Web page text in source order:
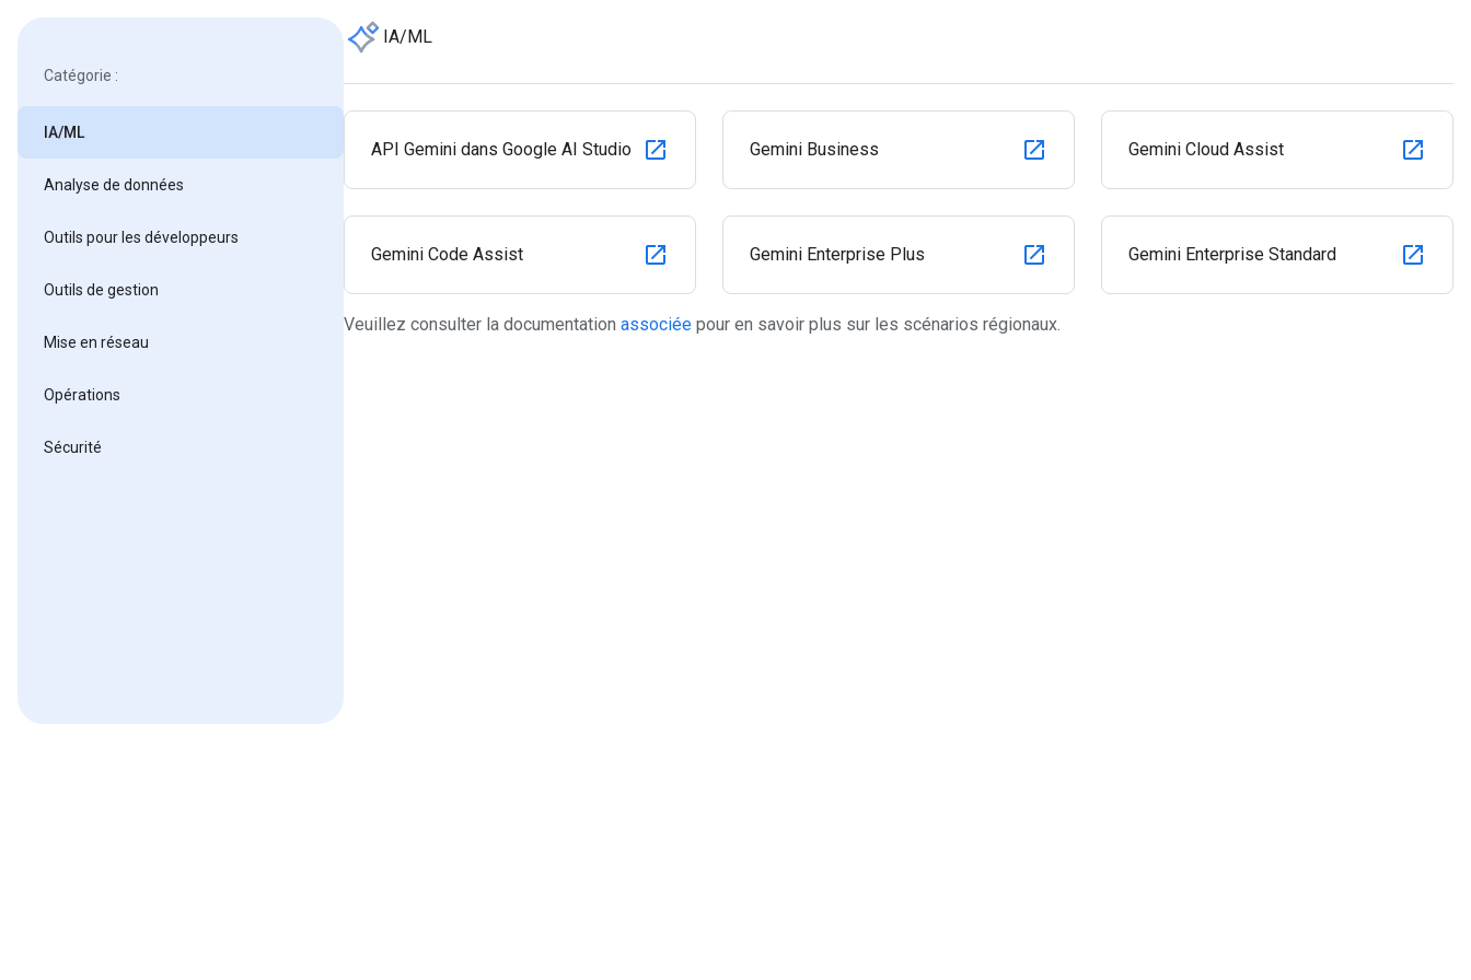
Catégorie :
IA/ML
Analyse de données
Outils pour les développeurs
Outils de gestion
Mise en réseau
Opérations
Sécurité
IA/ML
API Gemini dans Google AI Studio Gemini Business Gemini Cloud Assist
Gemini Code Assist Gemini Enterprise Plus Gemini Enterprise Standard
Veuillez consulter la documentation associée pour en savoir plus sur les scénarios régionaux.